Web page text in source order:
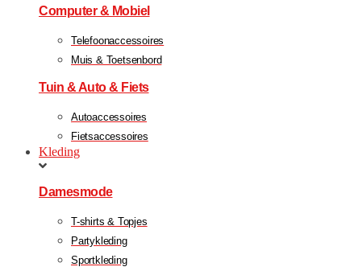
Computer & Mobiel
Telefoonaccessoires
Muis & Toetsenbord
Tuin & Auto & Fiets
Autoaccessoires
Fietsaccessoires
Kleding
Damesmode
T-shirts & Topjes
Partykleding
Sportkleding